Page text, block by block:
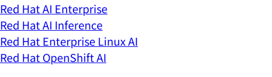
Red Hat AI Enterprise
Red Hat AI Inference
Red Hat Enterprise Linux AI
Red Hat OpenShift AI